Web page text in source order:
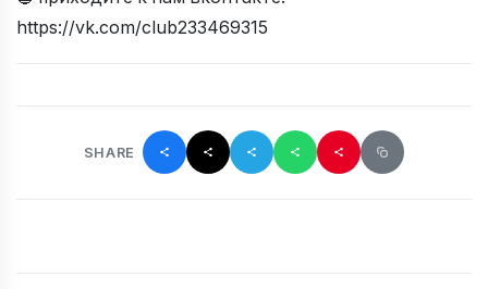
https://vk.com/club233469315
SHARE